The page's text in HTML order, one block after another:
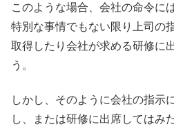
このような場合、会社の命令に
特別な事情でもない限り上司の
取得したり会社が求める研修に
う。
しかし、そのように会社の指示
し、または研修に出席してはみ